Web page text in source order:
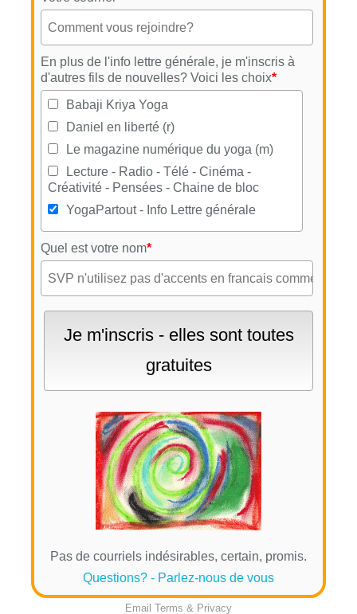
En plus de l'info lettre générale, je m'inscris à
d'autres fils de nouvelles? Voici les choix*
Babaji Kriya Yoga
Daniel en liberté (r)
Le magazine numérique du yoga (m)
Lecture - Radio - Télé - Cinéma -
Créativité - Pensées - Chaine de bloc
YogaPartout - Info Lettre générale
Quel est votre nom*
Pas de courriels indésirables, certain, promis.
Questions? - Parlez-nous de vous
Email Terms & Privacy